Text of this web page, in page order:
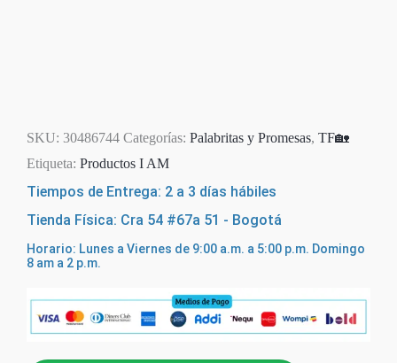
SKU: 30486744 Categorías: Palabritas y Promesas, TF🏡
Etiqueta: Productos I AM
Tiempos de Entrega: 2 a 3 días hábiles
Tienda Física: Cra 54 #67a 51 - Bogotá
Horario: Lunes a Viernes de 9:00 a.m. a 5:00 p.m. Domingo
8 am a 2 p.m.